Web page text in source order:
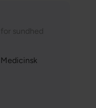
sundhed